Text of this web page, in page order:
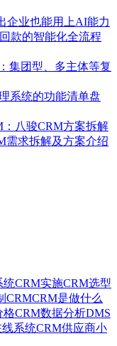
企业也能用上AI能力
款的智能化全流程
集团型、多主体等复
系统的功能清单盘
八骏CRM方案拆解
需求拆解及方案介绍
统CRM实施CRM选型
CRMCRM是做什么
格CRM数据分析DMS
系统CRM供应商小